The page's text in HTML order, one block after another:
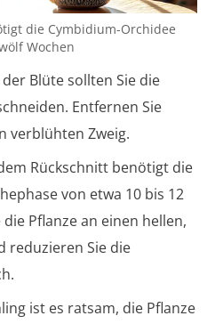
die Cymbidium-Orchidee
Wochen
der Blüte sollten Sie die
Entfernen Sie
verblühten Zweig.
Rückschnitt benötigt die
von etwa 10 bis 12
Pflanze an einen hellen,
reduzieren Sie die
ist es ratsam, die Pflanze